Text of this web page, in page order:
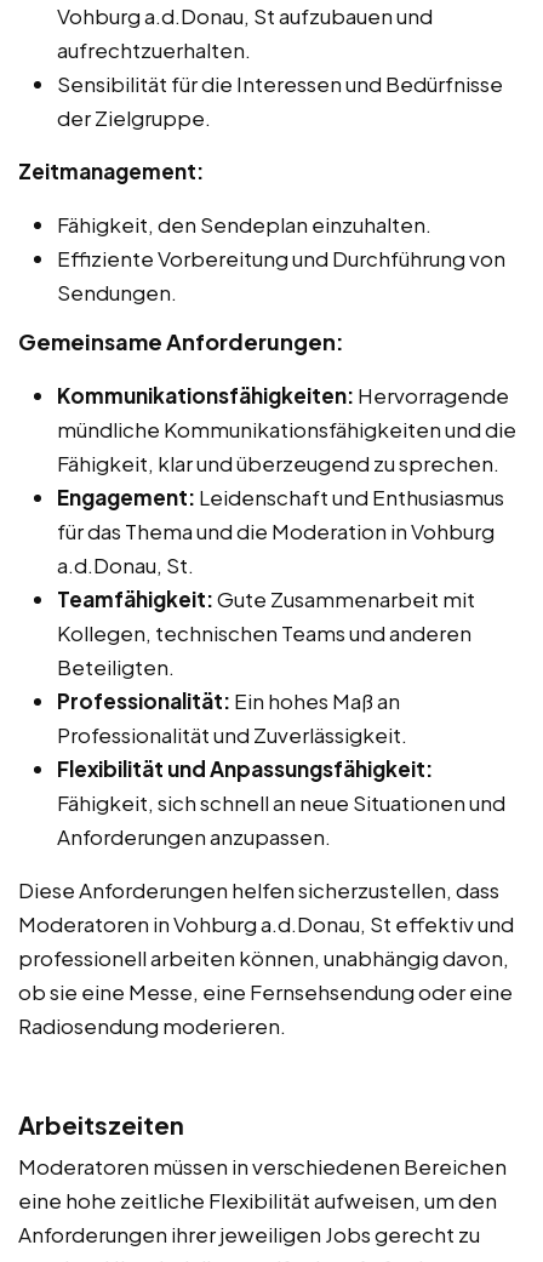
Vohburg a.d.Donau, St aufzubauen und
aufrechtzuerhalten.
Sensibilität für die Interessen und Bedürfnisse
der Zielgruppe.
Zeitmanagement:
Fähigkeit, den Sendeplan einzuhalten.
Effiziente Vorbereitung und Durchführung von
Sendungen.
Gemeinsame Anforderungen:
Kommunikationsfähigkeiten: Hervorragende
mündliche Kommunikationsfähigkeiten und die
Fähigkeit, klar und überzeugend zu sprechen.
Engagement: Leidenschaft und Enthusiasmus
für das Thema und die Moderation in Vohburg
a.d.Donau, St.
Teamfähigkeit:Gute Zusammenarbeit mit
Kollegen, technischen Teams und anderen
Beteiligten.
Professionalität: Ein hohes Maß an
Professionalität und Zuverlässigkeit.
Flexibilität und Anpassungsfähigkeit:
Fähigkeit, sich schnell an neue Situationen und
Anforderungen anzupassen.
Diese Anforderungen helfen sicherzustellen, dass
Moderatoren in Vohburg a.d.Donau, St effektiv und
professionell arbeiten können, unabhängig davon,
ob sie eine Messe, eine Fernsehsendung oder eine
Radiosendung moderieren.
Arbeitszeiten
Moderatoren müssen in verschiedenen Bereichen
eine hohe zeitliche Flexibilität aufweisen, um den
Anforderungen ihrer jeweiligen Jobs gerecht zu